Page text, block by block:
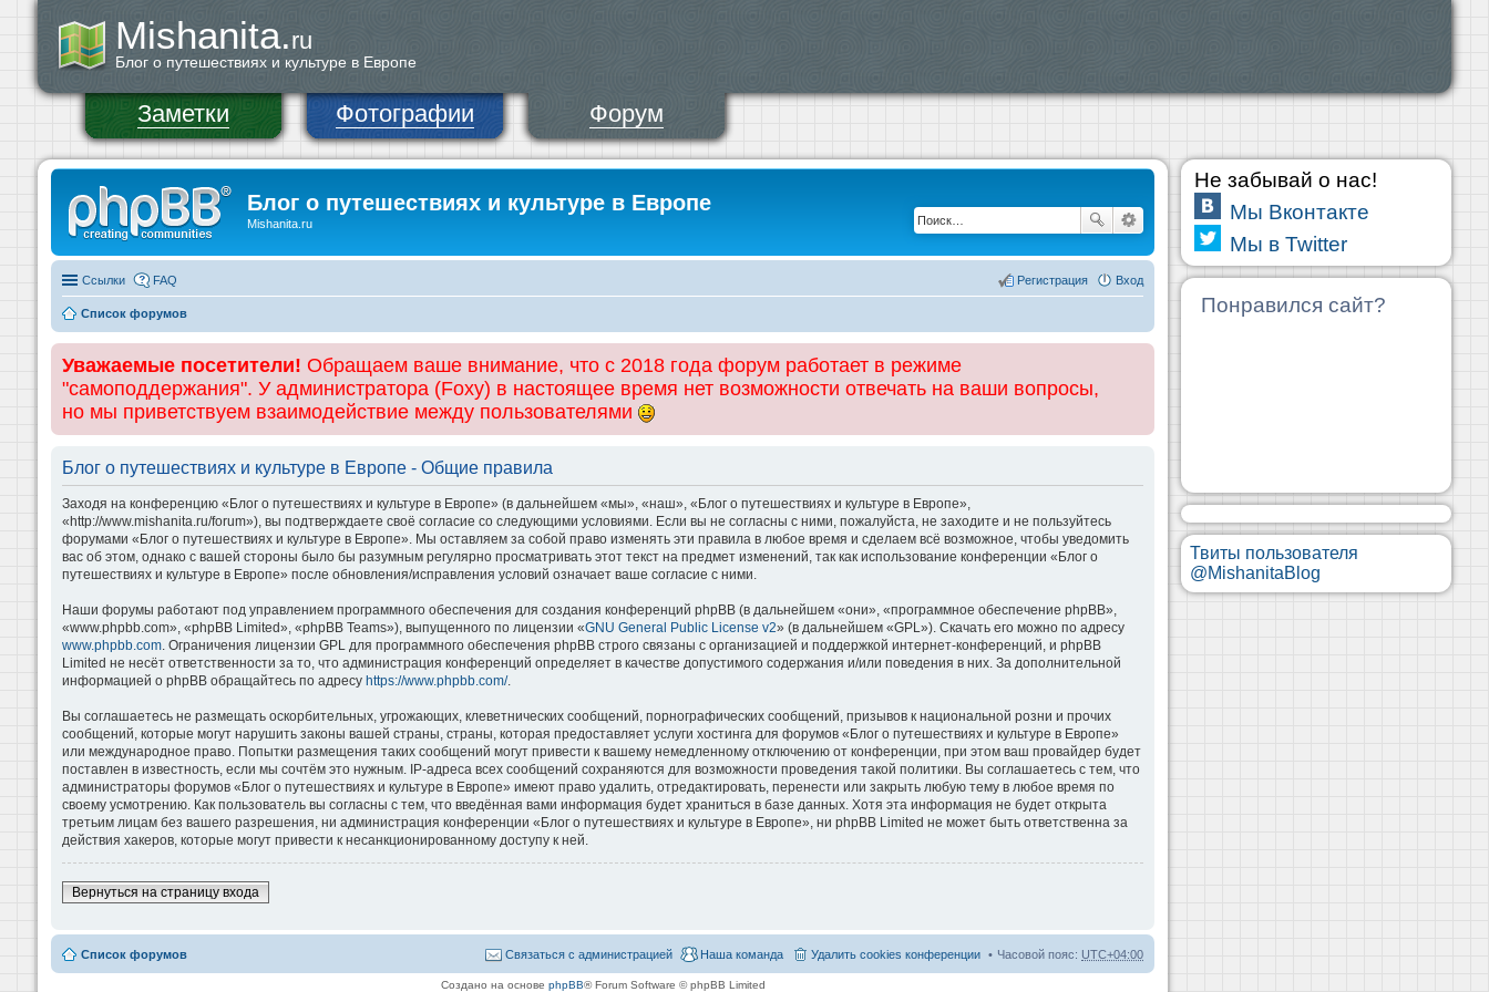
Mishanita.ru
Блог о путешествиях и культуре в Европе
Заметки Фотографии Форум
Блог о путешествиях и культуре в Европе
Mishanita.ru
Ссылки FAQ Вход
Регистрация
Список форумов
Уважаемые посетители! Обращаем ваше внимание, что с 2018 года форум работает в режиме
"самоподдержания". У администратора (Foxy) в настоящее время нет возможности отвечать на ваши вопросы,
но мы приветствуем взаимодействие между пользователями
Блог о путешествиях и культуре в Европе - Общие правила
Заходя на конференцию «Блог о путешествиях и культуре в Европе» (в дальнейшем «мы», «наш», «Блог о путешествиях и культуре в Европе»,
«http://www.mishanita.ru/forum»), вы подтверждаете своё согласие со следующими условиями. Если вы не согласны с ними, пожалуйста, не заходите и не пользуйтесь
форумами «Блог о путешествиях и культуре в Европе». Мы оставляем за собой право изменять эти правила в любое время и сделаем всё возможное, чтобы уведомить
вас об этом, однако с вашей стороны было бы разумным регулярно просматривать этот текст на предмет изменений, так как использование конференции «Блог о
путешествиях и культуре в Европе» после обновления/исправления условий означает ваше согласие с ними.
Наши форумы работают под управлением программного обеспечения для создания конференций phpBB (в дальнейшем «они», «программное обеспечение phpBB»,
«www.phpbb.com», «phpBB Limited», «phpBB Teams»), выпущенного по лицензии «GNU General Public License v2» (в дальнейшем «GPL»). Скачать его можно по адресу
www.phpbb.com . Ограничения лицензии GPL для программного обеспечения phpBB строго связаны с организацией и поддержкой интернет-конференций, и phpBB
Limited не несёт ответственности за то, что администрация конференций определяет в качестве допустимого содержания и/или поведения в них. За дополнительной
информацией о phpBB обращайтесь по адресу https://www.phpbb.com/.
Вы соглашаетесь не размещать оскорбительных, угрожающих, клеветнических сообщений, порнографических сообщений, призывов к национальной розни и прочих
сообщений, которые могут нарушить законы вашей страны, страны, которая предоставляет услуги хостинга для форумов «Блог о путешествиях и культуре в Европе»
или международное право. Попытки размещения таких сообщений могут привести к вашему немедленному отключению от конференции, при этом ваш провайдер будет
поставлен в известность, если мы сочтём это нужным. IP-адреса всех сообщений сохраняются для возможности проведения такой политики. Вы соглашаетесь с тем, что
администраторы форумов «Блог о путешествиях и культуре в Европе» имеют право удалить, отредактировать, перенести или закрыть любую тему в любое время по
своему усмотрению. Как пользователь вы согласны с тем, что введённая вами информация будет храниться в базе данных. Хотя эта информация не будет открыта
третьим лицам без вашего разрешения, ни администрация конференции «Блог о путешествиях и культуре в Европе», ни phpBB Limited не может быть ответственна за
действия хакеров, которые могут привести к несанкционированному доступу к ней.
Вернуться на страницу входа
Список форумов Часовой пояс: UTC+04:00
Удалить cookies конференции
Наша команда
Связаться с администрацией
Создано на основе phpBB® Forum Software © phpBB Limited
Не забывай о нас!
Мы Вконтакте
Мы в Twitter
Понравился сайт?
Твиты пользователя
@MishanitaBlog